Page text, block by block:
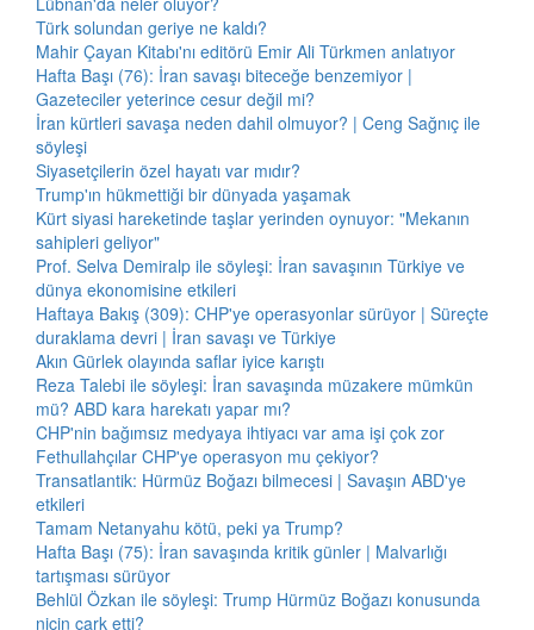
Türk solundan geriye ne kaldı?
Mahir Çayan Kitabı'nı editörü Emir Ali Türkmen anlatıyor
Hafta Başı (76): İran savaşı biteceğe benzemiyor |
Gazeteciler yeterince cesur değil mi?
İran kürtleri savaşa neden dahil olmuyor? | Ceng Sağnıç ile
söyleşi
Siyasetçilerin özel hayatı var mıdır?
Trump'ın hükmettiği bir dünyada yaşamak
Kürt siyasi hareketinde taşlar yerinden oynuyor: "Mekanın
sahipleri geliyor"
Prof. Selva Demiralp ile söyleşi: İran savaşının Türkiye ve
dünya ekonomisine etkileri
Haftaya Bakış (309): CHP'ye operasyonlar sürüyor | Süreçte
duraklama devri | İran savaşı ve Türkiye
Akın Gürlek olayında saflar iyice karıştı
Reza Talebi ile söyleşi: İran savaşında müzakere mümkün
mü? ABD kara harekatı yapar mı?
CHP'nin bağımsız medyaya ihtiyacı var ama işi çok zor
Fethullahçılar CHP'ye operasyon mu çekiyor?
Transatlantik: Hürmüz Boğazı bilmecesi | Savaşın ABD'ye
etkileri
Tamam Netanyahu kötü, peki ya Trump?
Hafta Başı (75): İran savaşında kritik günler | Malvarlığı
tartışması sürüyor
Behlül Özkan ile söyleşi: Trump Hürmüz Boğazı konusunda
niçin çark etti?